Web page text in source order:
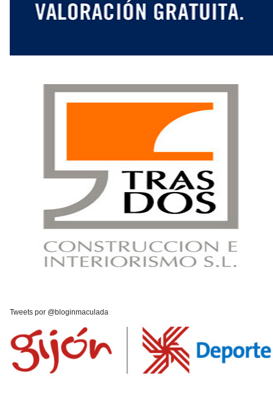
Tweets por @bloginmaculada